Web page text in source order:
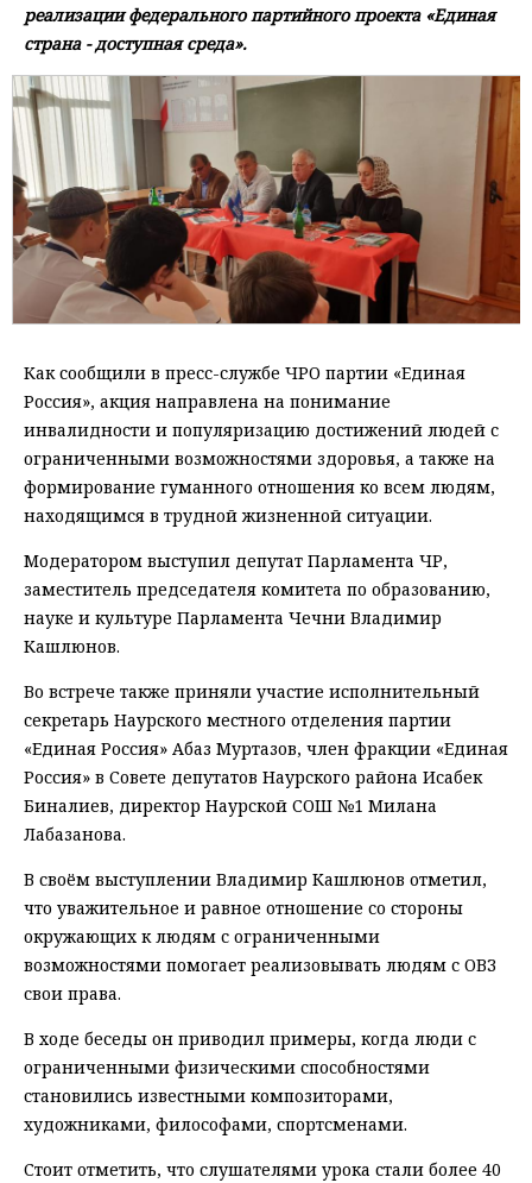
реализации федерального партийного проекта «Единая
страна - доступная среда».
Как сообщили в пресс-службе ЧРО партии «Единая
Россия», акция направлена на понимание
инвалидности и популяризацию достижений людей с
ограниченными возможностями здоровья, а также на
формирование гуманного отношения ко всем людям,
находящимся в трудной жизненной ситуации.
Модератором выступил депутат Парламента ЧР,
заместитель председателя комитета по образованию,
науке и культуре Парламента Чечни Владимир
Кашлюнов.
Во встрече также приняли участие исполнительный
секретарь Наурского местного отделения партии
«Единая Россия» Абаз Муртазов, член фракции «Единая
Россия» в Совете депутатов Наурского района Исабек
Биналиев, директор Наурской СОШ №1 Милана
Лабазанова.
В своём выступлении Владимир Кашлюнов отметил,
что уважительное и равное отношение со стороны
окружающих к людям с ограниченными
возможностями помогает реализовывать людям с ОВЗ
свои права.
В ходе беседы он приводил примеры, когда люди с
ограниченными физическими способностями
становились известными композиторами,
художниками, философами, спортсменами.
Стоит отметить, что слушателями урока стали более 40